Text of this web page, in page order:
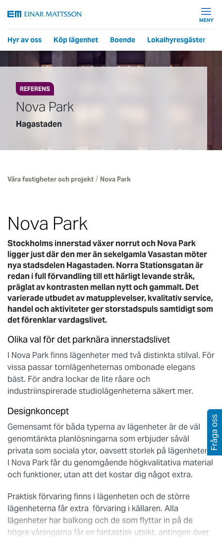
MENY
Hyr av oss Köp lägenhet Boende Lokalhyresgäster
REFERENS
Nova Park
Hagastaden
Våra fastigheter och projekt / Nova Park
Nova Park
Stockholms innerstad växer norrut och Nova Park
ligger just där den mer än sekelgamla Vasastan möter
nya stadsdelen Hagastaden. Norra Stationsgatan är
redan i full förvandling till ett härligt levande stråk,
präglat av kontrasten mellan nytt och gammalt. Det
varierade utbudet av matupplevelser, kvalitativ service,
handel och aktiviteter ger storstadspuls samtidigt som
det förenklar vardagslivet.
Olika val för det parknära innerstadslivet
I Nova Park finns lägenheter med två distinkta stilval. För
vissa passar tornlägenheternas ombonade elegans
bäst. För andra lockar de lite råare och
industriinspirerade studiolägenheterna säkert mer.
Designkoncept
Gemensamt för båda typerna av lägenheter är de väl
genomtänkta planlösningarna som erbjuder såväl
privata som sociala ytor, oavsett storlek på lägenheten.
I Nova Park får du genomgående högkvalitativa material
och funktioner, utan att det kostar dig något extra.
Praktisk förvaring finns i lägenheten och de större
lägenheterna får extra förvaring i källaren. Alla
lägenheter har balkong och de som flyttar in på de
högre våningarna får en fantastisk utsikt, antingen över
Fråga oss